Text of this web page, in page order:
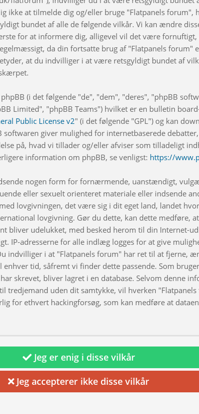
ikke at tilmelde dig og/eller bruge "Flatpanels forum",
bundet af alle de følgende vilkår. Vi kan ændre
for at informere dig, alligevel vil det være fornuftigt,
da din fortsatte brug af "Flatpanels forum"
at du indvilliger i at være retsgyldigt bundet af
(i det følgende "de", "dem", "deres", "phpBB
Limited", "phpBB Teams") hvilket er en bulletin
Public License v2" (i det følgende "GPL") og kan
softwaren giver mulighed for internetbaserede debatter,
på, hvad vi tillader og/eller afviser som tilladeligt
information om phpBB, se venligst: https://
nogen form for fornærmende, uanstændigt,
eller sexuelt orienteret materiale eller indsende
lovgivningen, det være sig i dit eget land, landet
lovgivning. Gør du dette, kan dette medføre,
bliver udelukket, med besked herom til din Internet-
IP-adresserne for alle indlæg logges for at give
indvilliger i at "Flatpanels forum" har ret til at fjerne,
enhver tid, såfremt vi finder dette passende. Som
skrevet, bliver lagret i en database. Selvom denne
tredjemand uden dit samtykke, vil hverken
for ethvert hackingforsøg, som kan medføre at
Jeg er enig i disse vilkår
Jeg accepterer ikke disse vilkår